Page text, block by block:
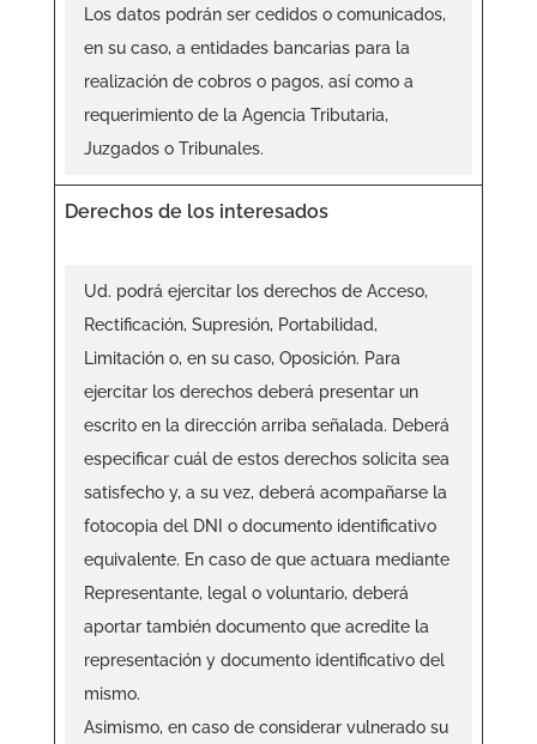
Los datos podrán ser cedidos o comunicados,
en su caso, a entidades bancarias para la
realización de cobros o pagos, así como a
requerimiento de la Agencia Tributaria,
Juzgados o Tribunales.
Derechos de los interesados
Ud. podrá ejercitar los derechos de Acceso,
Rectificación, Supresión, Portabilidad,
Limitación o, en su caso, Oposición. Para
ejercitar los derechos deberá presentar un
escrito en la dirección arriba señalada. Deberá
especificar cuál de estos derechos solicita sea
satisfecho y, a su vez, deberá acompañarse la
fotocopia del DNI o documento identificativo
equivalente. En caso de que actuara mediante
Representante, legal o voluntario, deberá
aportar también documento que acredite la
representación y documento identificativo del
mismo.
Asimismo, en caso de considerar vulnerado su